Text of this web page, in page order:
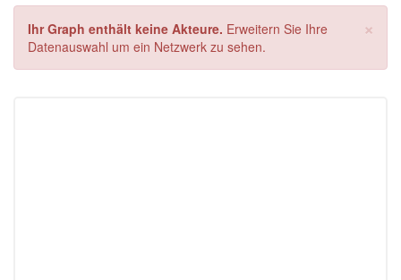
×
Ihr Graph enthält keine Akteure. Erweitern Sie Ihre
Datenauswahl um ein Netzwerk zu sehen.